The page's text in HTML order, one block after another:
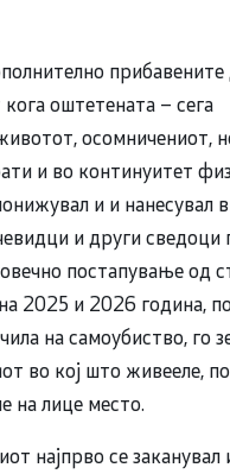
прибавените
оштетената – сега
осомничениот,
и во континуитет
и и нанесувал
и други сведоци
постапување од
на 2025 и 2026 година,
на самоубиство, го
во кој што живееле,
на лице место.
најпрво се заканувал